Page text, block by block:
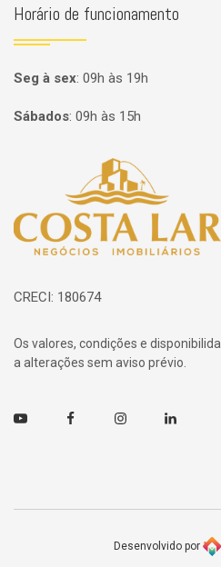
Horário de funcionamento
Seg à sex: 09h às 19h
Sábados: 09h às 15h
Página inicial
CRECI: 180674
Os valores, condições e
a alterações sem aviso prévio.
Youtube FacebookInstagramLinkedin
Desenvolvido por